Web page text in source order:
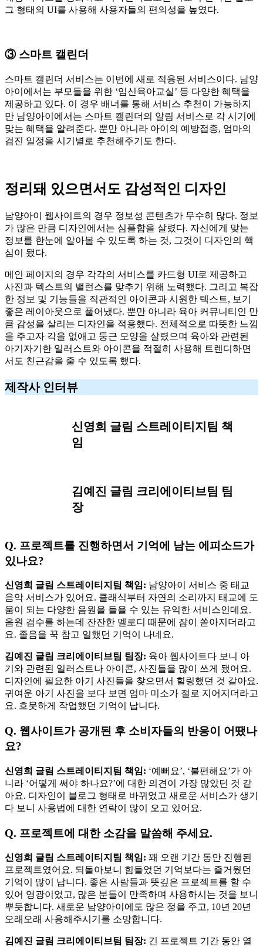
그 형태의 UI를 사용해 사용자들의 편의성을 높였다.
③ 스마트 캘린더
스마트 캘린더 서비스는 이번에 새로 적용된 서비스이다. 남양
아이에서는 부모들을 위한 ‘임신육아교실’ 등 다양한 혜택을
제공하고 있다. 이 경우 배너를 통해 서비스 추천이 가능하지
만 남양아이에서는 스마트 캘린더의 알림 서비스로 각 시기에
맞는 혜택을 알려준다. 뿐만 아니라 아이의 예방접종, 엄마의
검진 일정을 시기별로 추천해주기도 한다.
정리돼 있으면서도 감성적인 디자인
남양아이 웹사이트의 경우 정보성 콘텐츠가 무수히 많다. 정보
가 많은 만큼 디자인에서는 심플함을 살렸다. 자신에게 맞는
정보를 한눈에 알아볼 수 있도록 하는 것, 그것이 디자인의 핵
심이 됐다.
메인 페이지의 경우 각각의 서비스를 카드형 UI로 제공하고
사진과 텍스트의 밸런스를 맞추기 위해 노력했다. 그리고 복잡
한 정보 및 기능들을 직관적인 아이콘과 시원한 텍스트, 보기
좋은 레이아웃으로 풀어냈다. 뿐만 아니라 육아 커뮤니티인 만
큼 감성을 살리는 디자인을 적용했다. 전체적으로 따뜻한 느낌
을 주고자 각을 없애고 둥근 모양을 살렸으며 육아와 관련된
아기자기한 일러스트와 아이콘을 적절히 사용해 트렌디하면
서도 친근감을 줄 수 있도록 했다.
제작사 인터뷰
신영희 글림 스트레이티지팀 책
임
김예진 글림 크리에이티브팀 팀
장
Q. 프로젝트를 진행하면서 기억에 남는 에피소드가
있나요?
신영희 글림 스트레이티지팀 책임: 남양아이 서비스 중 태교
음악 서비스가 있어요. 클래식부터 자연의 소리까지 태교에 도
움이 되는 다양한 음원을 들을 수 있는 유익한 서비스인데요.
음원 검수를 하는데 잔잔한 멜로디 때문에 잠이 쏟아지더라고
요. 졸음을 꾹 참고 일했던 기억이 나네요.
김예진 글림 크리에이티브팀 팀장: 육아 웹사이트다 보니 아
기와 관련된 일러스트나 아이콘, 사진들을 많이 쓰게 됐어요.
디자인에 필요한 아기 사진들을 찾으면서 힐링했던 것 같아요.
귀여운 아기 사진을 보다 보면 엄마 미소가 절로 지어지더라고
요. 흐뭇하게 작업했던 기억이 납니다.
Q. 웹사이트가 공개된 후 소비자들의 반응이 어땠나
요?
신영희 글림 스트레이티지팀 책임: ‘예뻐요’, ‘불편해요’가 아
니라 ‘어떻게 써야 하나요?’에 대한 의견이 가장 많았던 것 같
아요. 디자인이 블로그 형태로 바뀌었고 새로운 서비스가 생기
다 보니 사용법에 대한 연락이 많이 오고 있어요.
Q. 프로젝트에 대한 소감을 말씀해 주세요.
신영희 글림 스트레이티지팀 책임: 꽤 오랜 기간 동안 진행된
프로젝트였어요. 되돌아보니 힘들었던 기억보다는 즐거웠던
기억이 많이 납니다. 좋은 사람들과 뜻깊은 프로젝트를 할 수
있어 영광이었고, 많은 분들이 만족하며 사용하시는 것을 보니
뿌듯합니다. 새로운 남양아이에도 많은 정을 주고, 10년 20년
오래오래 사용해주시기를 소망합니다.
김예진 글림 크리에이티브팀 팀장: 긴 프로젝트 기간 동안 열